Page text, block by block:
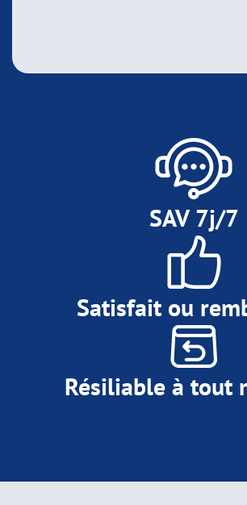
SAV 7j/7
Satisfait ou
Résiliable à tout